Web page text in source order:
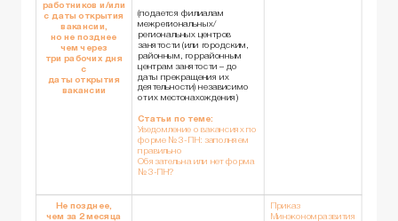
работников и/или
с даты открытия
вакансии,
но не позднее
чем через
три рабочих дня
с
даты открытия
вакансии
(подается филиалам
межрегиональных/
региональных центров
занятости (или городским,
районным, горрайонным
центрам занятости – до
даты прекращения их
деятельности) независимо
от их местонахождения)
Статьи по теме:
Уведомление о вакансиях по
форме № 3-ПН: заполняем
правильно
Обязательна или нет форма
№ 3-ПН?
Не позднее,
чем за 2 месяца
Приказ
Минэкономразвития